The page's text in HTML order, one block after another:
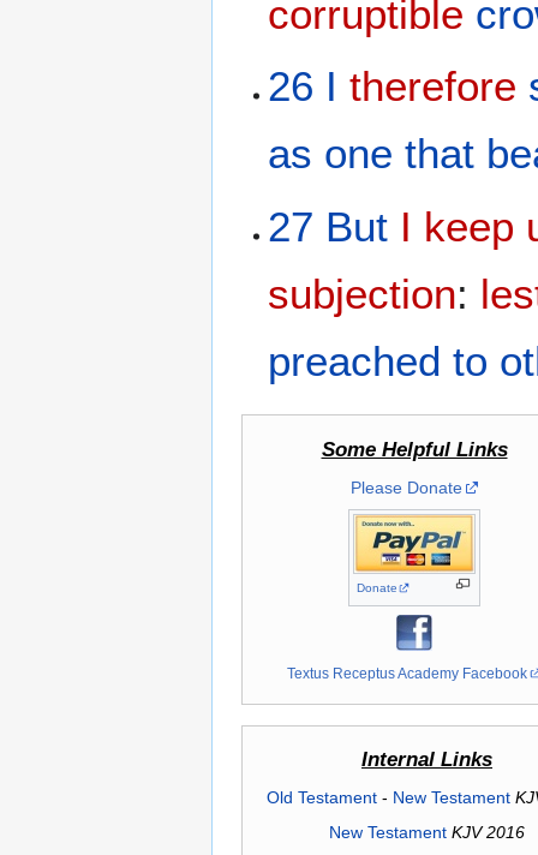
corruptible
26 I therefore
as one that
27 But I keep
subjection:
preached to
Some Helpful Links
Please Donate
Donate
Textus Receptus Academy Facebook
Internal Links
Old Testament- New Testament
New Testament KJV 2016